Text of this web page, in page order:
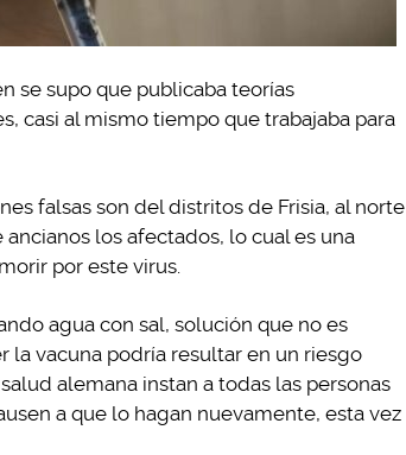
se supo que publicaba teorías
casi al mismo tiempo que trabajaba para
falsas son del distritos de Frisia, al norte
los afectados, lo cual es una
por este virus.
agua con sal, solución que no es
la vacuna podría resultar en un riesgo
alemana instan a todas las personas
a que lo hagan nuevamente, esta vez